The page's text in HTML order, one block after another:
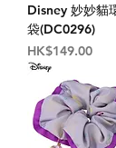
Disney 妙妙貓
袋(DC0296)
價格
HK$149.00